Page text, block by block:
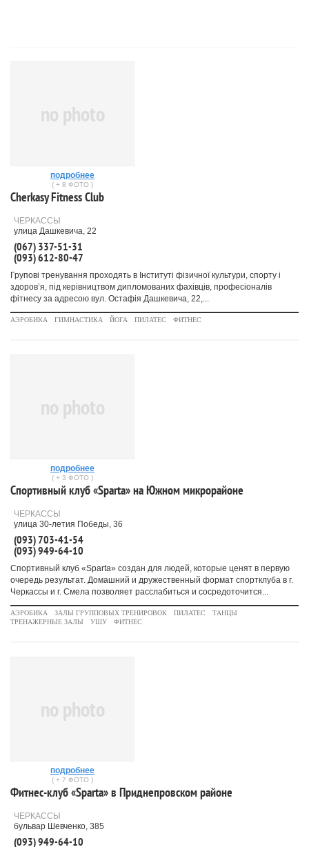
no photo
подробнее
( + 8 ФОТО )
Cherkasy Fitness Club
ЧЕРКАССЫ
улица Дашкевича, 22
(067) 337-51-31
(093) 612-80-47
Групові тренування проходять в Інституті фізичної культури, спорту і
здоров’я, під керівництвом дипломованих фахівців, професіоналів
фітнесу за адресою вул. Остафія Дашкевича, 22,...
АЭРОБИКА ГИМНАСТИКА ЙОГА ПИЛАТЕС ФИТНЕС
no photo
подробнее
( + 3 ФОТО )
Спортивный клуб «Sparta» на Южном микрорайоне
ЧЕРКАССЫ
улица 30-летия Победы, 36
(093) 703-41-54
(093) 949-64-10
Спортивный клуб «Sparta» создан для людей, которые ценят в первую
очередь результат. Домашний и дружественный формат спортклуба в г.
Черкассы и г. Смела позволяет расслабиться и сосредоточится...
АЭРОБИКА ЗАЛЫ ГРУППОВЫХ ТРЕНИРОВОК ПИЛАТЕС
ТАНЦЫ
ТРЕНАЖЕРНЫЕ ЗАЛЫ
УШУ ФИТНЕС
no photo
подробнее
( + 7 ФОТО )
Фитнес-клуб «Sparta» в Приднепровском районе
ЧЕРКАССЫ
бульвар Шевченко, 385
(093) 949-64-10